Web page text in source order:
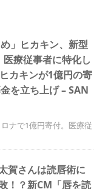
」ヒカキン、新型
療従事者に特化し
カキンが1億円の寄
を立ち上げ – SAN
ナで1億円寄付。医療従
賀さんは読唇術に
！？新CM「唇を読